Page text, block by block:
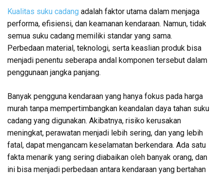
Kualitas suku cadang adalah faktor utama dalam menjaga
performa, efisiensi, dan keamanan kendaraan. Namun, tidak
semua suku cadang memiliki standar yang sama.
Perbedaan material, teknologi, serta keaslian produk bisa
menjadi penentu seberapa andal komponen tersebut dalam
penggunaan jangka panjang.
Banyak pengguna kendaraan yang hanya fokus pada harga
murah tanpa mempertimbangkan keandalan daya tahan suku
cadang yang digunakan. Akibatnya, risiko kerusakan
meningkat, perawatan menjadi lebih sering, dan yang lebih
fatal, dapat mengancam keselamatan berkendara. Ada satu
fakta menarik yang sering diabaikan oleh banyak orang, dan
ini bisa menjadi perbedaan antara kendaraan yang bertahan